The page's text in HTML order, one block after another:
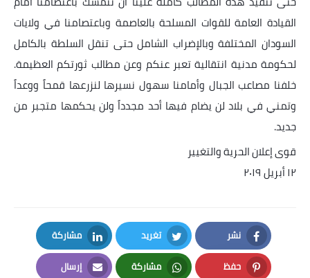
القيادة العامة للقوات المسلحة بالعاصمة وباعتصامنا في ولايات
السودان المختلفة وبالإضراب الشامل حتى تنقل السلطة بالكامل
لحكومة مدنية انتقالية تعبر عنكم وعن مطالب ثورتكم العظيمة.
خلفنا مصاعب الجبال وأمامنا سهول نسيرها لنزرعها قمحاً ووعداً
وتمني في بلاد لن يضام فيها أحد مجدداً ولن يحكمها متجبر من
جديد.
قوى إعلان الحرية والتغيير
١٢ أبريل ٢٠١٩
نشر
Facebook
تغريد
Twitter
مشاركة
LinkedIn
حفظ مشاركة إرسال